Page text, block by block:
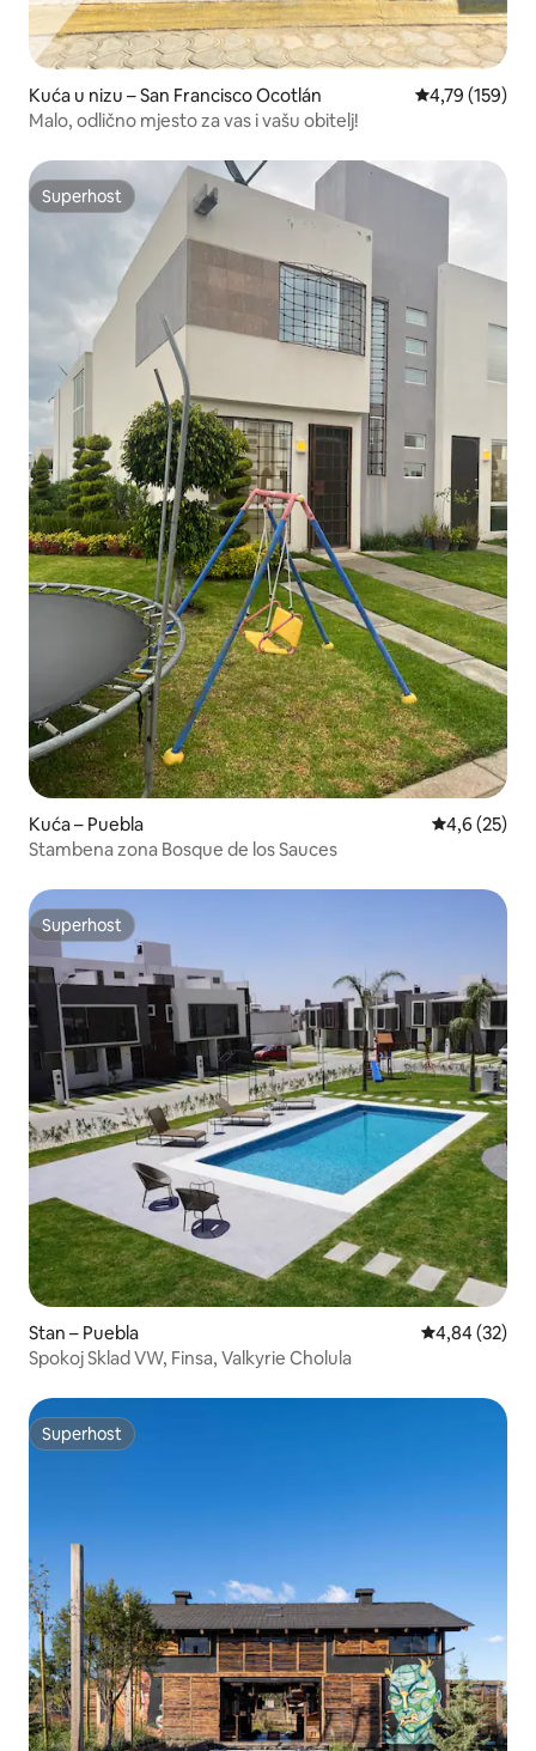
Kuća u nizu – San Francisco Ocotlán Prosječna
4,79 (159)
Malo, odlično mjesto za vas i vašu obitelj!
Superhost
Superhost
Kuća – Puebla Prosječna
4,6 (25)
Stambena zona Bosque de los Sauces
Superhost
Superhost
Stan – Puebla Prosječna
4,84 (32)
Spokoj Sklad VW, Finsa, Valkyrie Cholula
Superhost
Superhost